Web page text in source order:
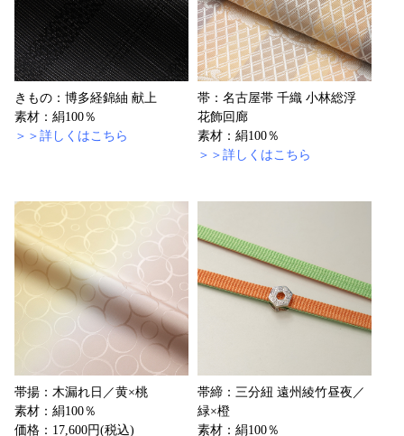
きもの：博多経錦紬 献上
素材：絹100％
＞＞詳しくはこちら
帯：名古屋帯 千織 小林総浮
花飾回廊
素材：絹100％
＞＞詳しくはこちら
帯揚：木漏れ日／黄×桃
素材：絹100％
価格：17,600円(税込)
帯締：三分紐 遠州綾竹昼夜／
緑×橙
素材：絹100％